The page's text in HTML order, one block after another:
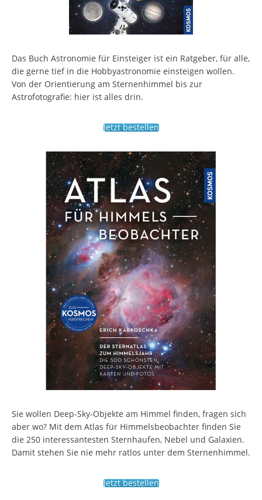
Das Buch Astronomie für Einsteiger ist ein Ratgeber, für alle,
die gerne tief in die Hobbyastronomie einsteigen wollen.
Von der Orientierung am Sternenhimmel bis zur
Astrofotografie: hier ist alles drin.
Jetzt bestellen
Sie wollen Deep-Sky-Objekte am Himmel finden, fragen sich
aber wo? Mit dem Atlas für Himmelsbeobachter finden Sie
die 250 interessantesten Sternhaufen, Nebel und Galaxien.
Damit stehen Sie nie mehr ratlos unter dem Sternenhimmel.
Jetzt bestellen